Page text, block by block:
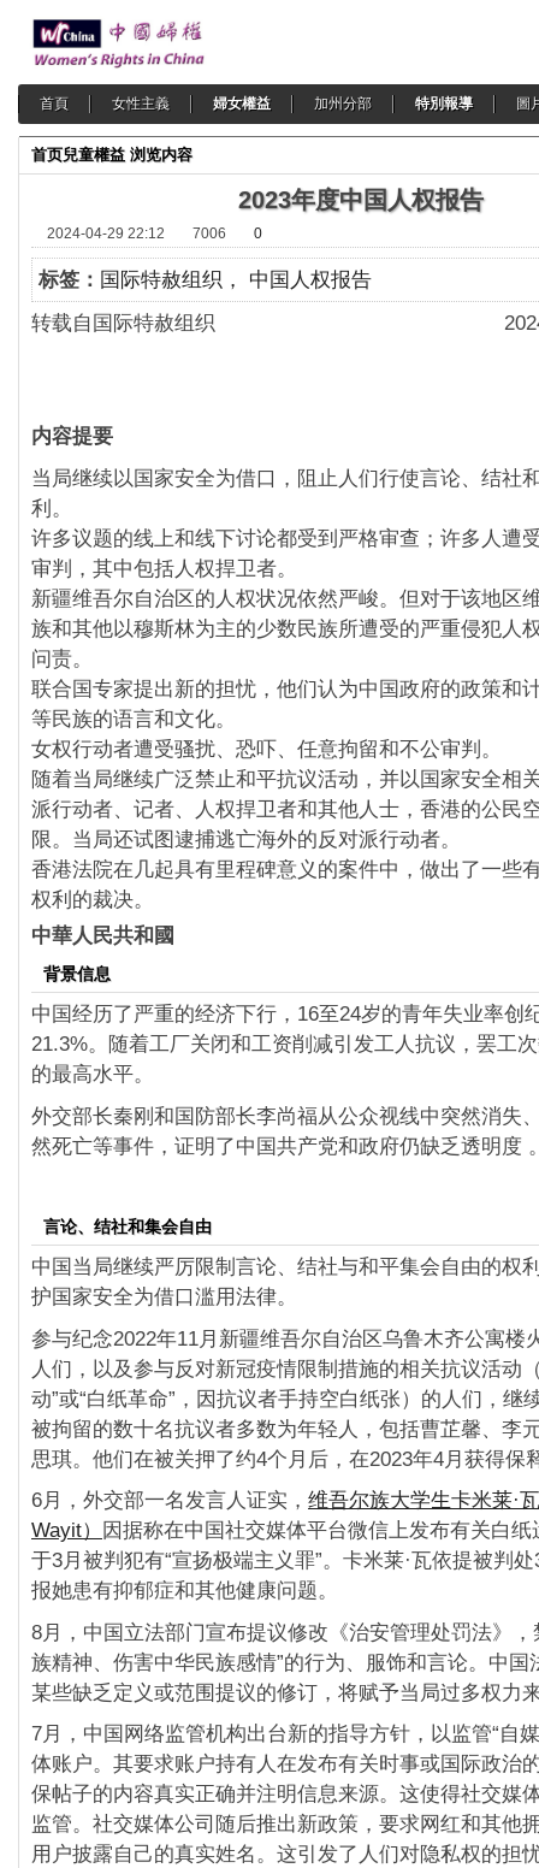
首頁 女性主義 婦女權益 加州分部 特別報導 圖
首页兒童權益 浏览内容
2023年度中国人权报告
2024-04-29 22:12 7006 0
标签： 国际特赦组织， 中国人权报告
转载自国际特赦组织 2024-
内容提要
当局继续以国家安全为借口，阻止人们行使言论、结社
利。
许多议题的线上和线下讨论都受到严格审查；许多人遭
审判，其中包括人权捍卫者。
新疆维吾尔自治区的人权状况依然严峻。但对于该地区
族和其他以穆斯林为主的少数民族所遭受的严重侵犯人
问责。
联合国专家提出新的担忧，他们认为中国政府的政策和
等民族的语言和文化。
女权行动者遭受骚扰、恐吓、任意拘留和不公审判。
随着当局继续广泛禁止和平抗议活动，并以国家安全相
派行动者、记者、人权捍卫者和其他人士，香港的公民
限。当局还试图逮捕逃亡海外的反对派行动者。
香港法院在几起具有里程碑意义的案件中，做出了一些
权利的裁决。
中華人民共和國
背景信息
中国经历了严重的经济下行，16至24岁的青年失业率创
21.3%。随着工厂关闭和工资削减引发工人抗议，罢工
的最高水平。
外交部长秦刚和国防部长李尚福从公众视线中突然消失
然死亡等事件，证明了中国共产党和政府仍缺乏透明度
言论、结社和集会自由
中国当局继续严厉限制言论、结社与和平集会自由的权
护国家安全为借口滥用法律。
参与纪念2022年11月新疆维吾尔自治区乌鲁木齐公寓楼
人们，以及参与反对新冠疫情限制措施的相关抗议活动
动”或“白纸革命”，因抗议者手持空白纸张）的人们，继
被拘留的数十名抗议者多数为年轻人，包括曹芷馨、李
思琪。他们在被关押了约4个月后，在2023年4月获得保
6月，外交部一名发言人证实， 维吾尔族大学生卡米莱·
Wayit）
因据称在中国社交媒体平台微信上发布有关白
于3月被判犯有“宣扬极端主义罪”。卡米莱·瓦依提被判
报她患有抑郁症和其他健康问题。
8月，中国立法部门宣布提议修改《治安管理处罚法》，
族精神、伤害中华民族感情”的行为、服饰和言论。中国
某些缺乏定义或范围提议的修订，将赋予当局过多权力
7月，中国网络监管机构出台新的指导方针，以监管“自
体账户。其要求账户持有人在发布有关时事或国际政治
保帖子的内容真实正确并注明信息来源。这使得社交媒
监管。社交媒体公司随后推出新政策，要求网红和其他
用户披露自己的真实姓名。这引发了人们对隐私权的担